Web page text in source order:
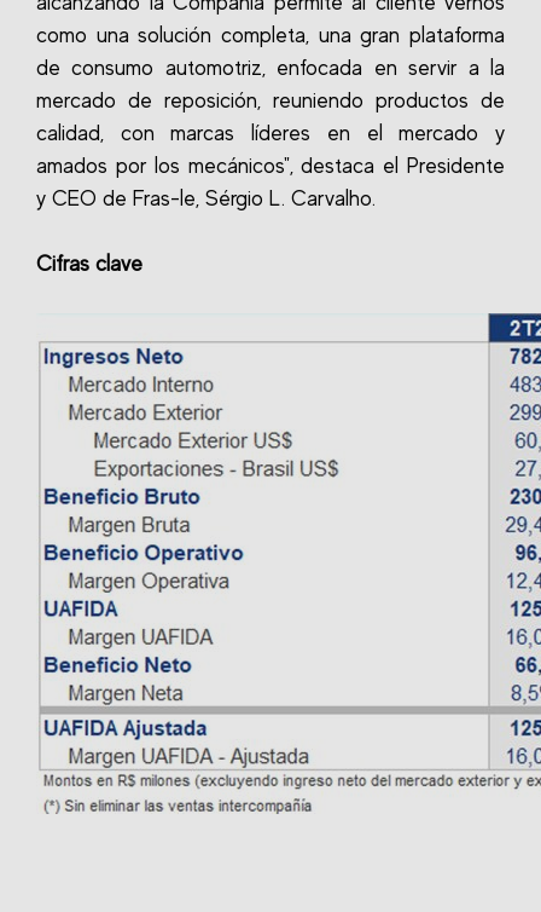
como una solución completa, una gran plataforma
de consumo automotriz, enfocada en servir a la
mercado de reposición, reuniendo productos de
calidad, con marcas líderes en el mercado y
amados por los mecánicos", destaca el Presidente
y CEO de Fras-le, Sérgio L. Carvalho.
Cifras clave